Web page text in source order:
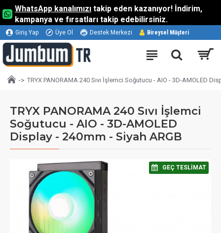
WhatsApp kanalımızı takip eden kazanıyor! İndirim,
kampanya ve fırsatları takip edebilirsiniz.
Giriş Yap Üye Ol Destek Merkezi Bireysel Müşteri
TRYX PANORAMA 240 Sıvı İşlemci Soğutucu - AIO - 3D-AMOLED
TRYX PANORAMA 240 Sıvı İşlemci
Soğutucu - AIO - 3D-AMOLED
Display - 240mm - Siyah ARGB
⠀GEÇ TESLIMAT